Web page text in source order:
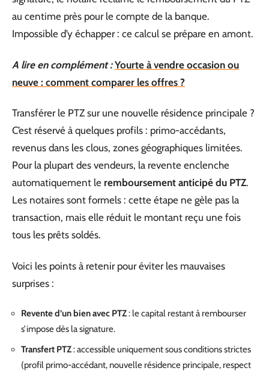
au centime près pour le compte de la banque.
Impossible d’y échapper : ce calcul se prépare en amont.
A lire en complément : Yourte à vendre occasion ou
neuve : comment comparer les offres ?
Transférer le PTZ sur une nouvelle résidence principale ?
C’est réservé à quelques profils : primo-accédants,
revenus dans les clous, zones géographiques limitées.
Pour la plupart des vendeurs, la revente enclenche
automatiquement le remboursement anticipé du PTZ.
Les notaires sont formels : cette étape ne gèle pas la
transaction, mais elle réduit le montant reçu une fois
tous les prêts soldés.
Voici les points à retenir pour éviter les mauvaises
surprises :
Revente d’un bien avec PTZ: le capital restant à rembourser
s’impose dès la signature.
Transfert PTZ: accessible uniquement sous conditions strictes
(profil primo-accédant, nouvelle résidence principale, respect